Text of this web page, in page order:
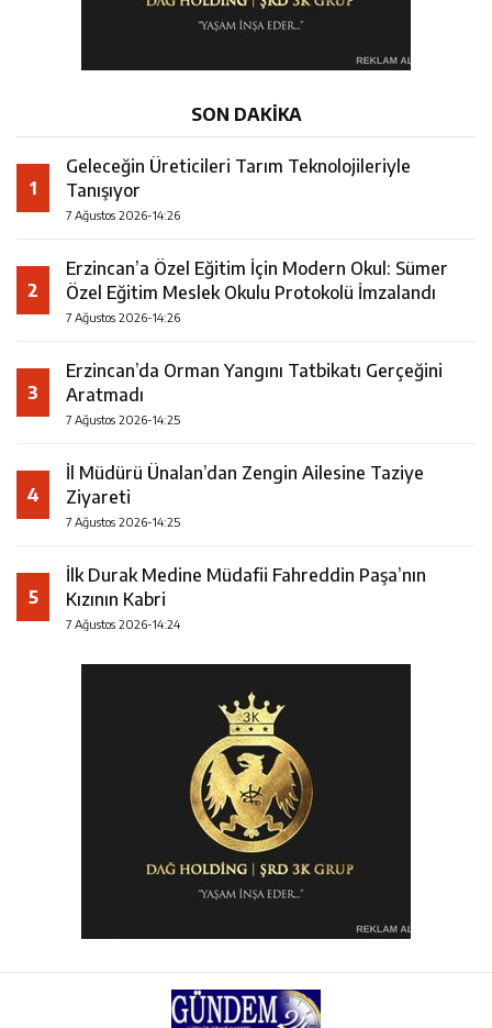
SON DAKİKA
1
Geleceğin Üreticileri Tarım Teknolojileriyle
Tanışıyor
7 Ağustos 2026-14:26
2
Erzincan’a Özel Eğitim İçin Modern Okul: Sümer
Özel Eğitim Meslek Okulu Protokolü İmzalandı
7 Ağustos 2026-14:26
3
Erzincan’da Orman Yangını Tatbikatı Gerçeğini
Aratmadı
7 Ağustos 2026-14:25
4
İl Müdürü Ünalan’dan Zengin Ailesine Taziye
Ziyareti
7 Ağustos 2026-14:25
5
İlk Durak Medine Müdafii Fahreddin Paşa’nın
Kızının Kabri
7 Ağustos 2026-14:24